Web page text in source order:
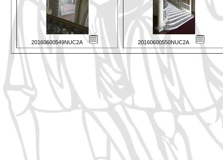
20160600549NUC2A 20160600550NUC2A